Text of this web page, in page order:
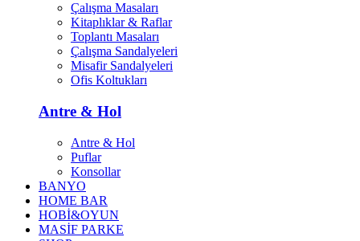
Çalışma Masaları
Kitaplıklar & Raflar
Toplantı Masaları
Çalışma Sandalyeleri
Misafir Sandalyeleri
Ofis Koltukları
Antre & Hol
Antre & Hol
Puflar
Konsollar
BANYO
HOME BAR
HOBİ&OYUN
MASİF PARKE